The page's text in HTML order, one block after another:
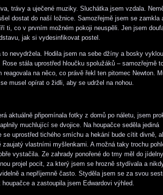
trávy a uječené muziky. Sluchátka jsem vzdala.
dostat do naší ložnice. Samozřejmě jsem se zamkla
ti, co v prvním možném pokoji neuspěli. Jen jsem
jak si vydesinfikovat postel.
nevydržela. Hodila jsem na sebe džíny a bosky
stála uprostřed hloučku spolužáků – samozřejmě
na něco, co právě řekl ten pitomec Newton.
musel opírat o židli, aby se udržel na nohou.
aktuálně připomínala fotky z domů po náletu, jsem
muchlující se dvojice. Na houpačce seděla jediná
se uprostřed tichého smíchu a hekání bude cítit divně,
zaujatý vlastními myšlenkami. A možná taky trochu
vystačila. Ze zahrady ponořené do tmy měl do
projel pocit, za který jsem se hrozně stydívala a
a nepříjemně často. Styděla jsem se za svou
a zastoupila jsem Edwardovi výhled.